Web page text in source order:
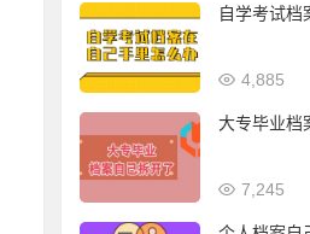
自学考试档
4,885
大专毕业档
7,245